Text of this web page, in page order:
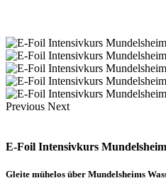
Previous Next
E-Foil Intensivkurs Mundelsheim
Gleite mühelos über Mundelsheims